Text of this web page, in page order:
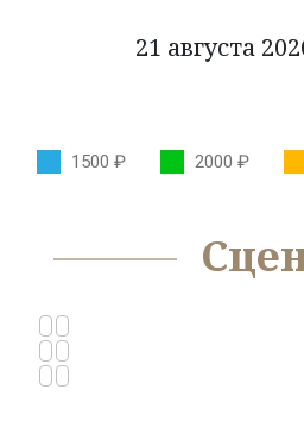
ФЕСТИВАЛИ
БОЛЬШОЙ ЗАЛ
МАЛЫЙ ЗАЛ
21 августа
1500 ₽ 2000 ₽